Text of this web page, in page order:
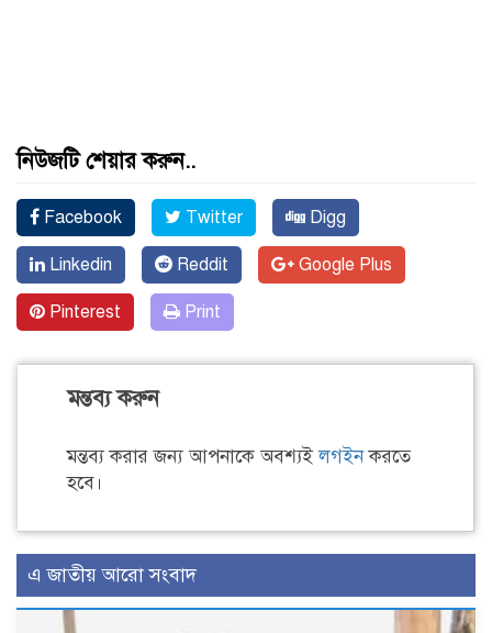
নিউজটি শেয়ার করুন..
Facebook Twitter Digg
Linkedin Reddit Google Plus
Pinterest Print
মন্তব্য করুন
মন্তব্য করার জন্য আপনাকে অবশ্যইলগইনকরতে
হবে।
এ জাতীয় আরো সংবাদ